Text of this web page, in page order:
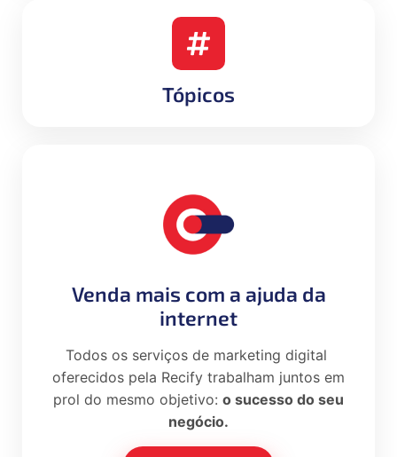
Tópicos
Venda mais com a ajuda da
internet
Todos os serviços de marketing digital
oferecidos pela Recify trabalham juntos em
prol do mesmo objetivo: o sucesso do seu
negócio.